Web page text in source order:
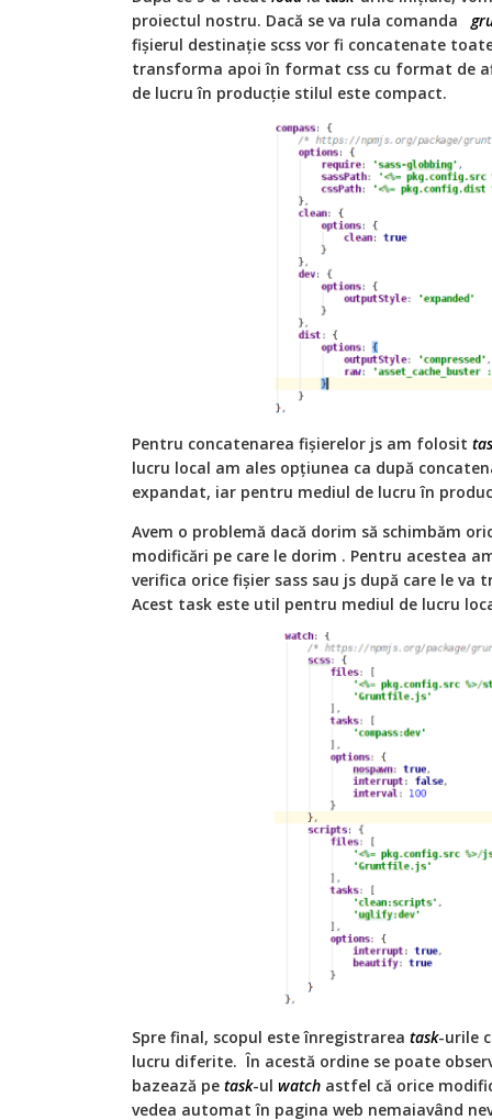
proiectul nostru. Dacă se va rula comanda
fișierul destinație scss vor fi concatenate
transforma apoi în format css cu format de
de lucru în producție stilul este compact.
Pentru concatenarea fișierelor js am folosit
lucru local am ales opțiunea ca după
expandat, iar pentru mediul de lucru în
Avem o problemă dacă dorim să schimbăm
modificări pe care le dorim . Pentru acestea
verifica orice fișier sass sau js după care le
Acest task este util pentru mediul de lucru
Spre final, scopul este înregistrarea task-urile
lucru diferite. În acestă ordine se poate
bazează pe task-ul watch astfel că orice
vedea automat în pagina web nemaiavând